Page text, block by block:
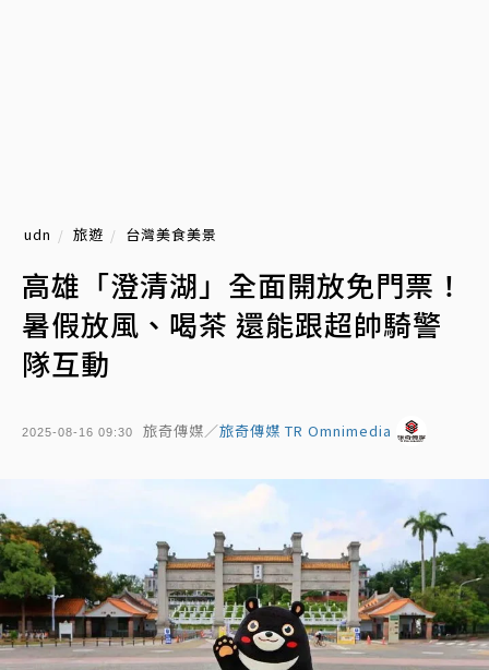
udn 旅遊 台灣美食美景
高雄「澄清湖」全面開放免門票！
暑假放風、喝茶 還能跟超帥騎警
隊互動
2025-08-16 09:30 旅奇傳媒／旅奇傳媒 TR Omnimedia